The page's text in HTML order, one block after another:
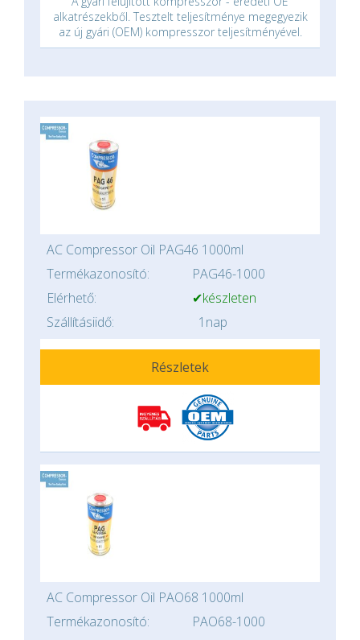
alkatrészekből. Tesztelt teljesítménye megegyezik
az új gyári (OEM) kompresszor teljesítményével.
AC Compressor Oil PAG46 1000ml
Termékazonosító:
PAG46-1000
Elérhető:
✔készleten
Szállításiidő:
1nap
Részletek
AC Compressor Oil PAO68 1000ml
Termékazonosító:
PAO68-1000